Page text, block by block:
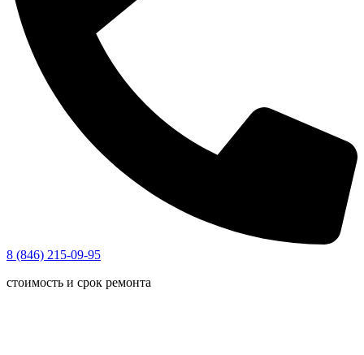
8 (846) 215-09-95
стоимость и срок ремонта